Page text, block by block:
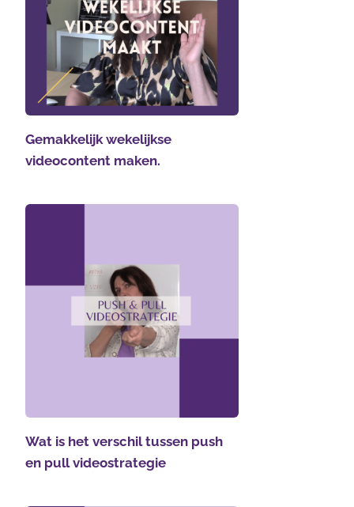
Gemakkelijk wekelijkse
videocontent maken.
Wat is het verschil tussen push
en pull videostrategie